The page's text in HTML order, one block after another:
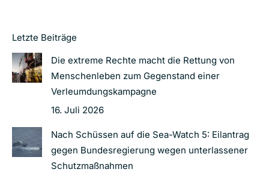
Letzte Beiträge
Die extreme Rechte macht die Rettung von
Menschenleben zum Gegenstand einer
Verleumdungskampagne
16. Juli 2026
Nach Schüssen auf die Sea-Watch 5: Eilantrag
gegen Bundesregierung wegen unterlassener
Schutzmaßnahmen